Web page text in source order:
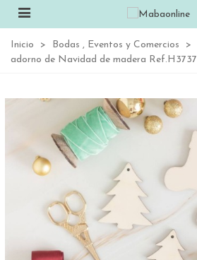
Inicio > Bodas , Eventos y Comercios >
adorno de Navidad de madera Ref.H3737